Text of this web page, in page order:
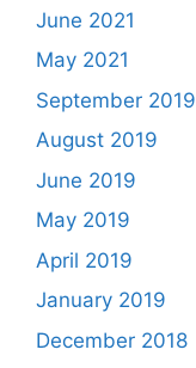
June 2021
May 2021
September 2019
August 2019
June 2019
May 2019
April 2019
January 2019
December 2018